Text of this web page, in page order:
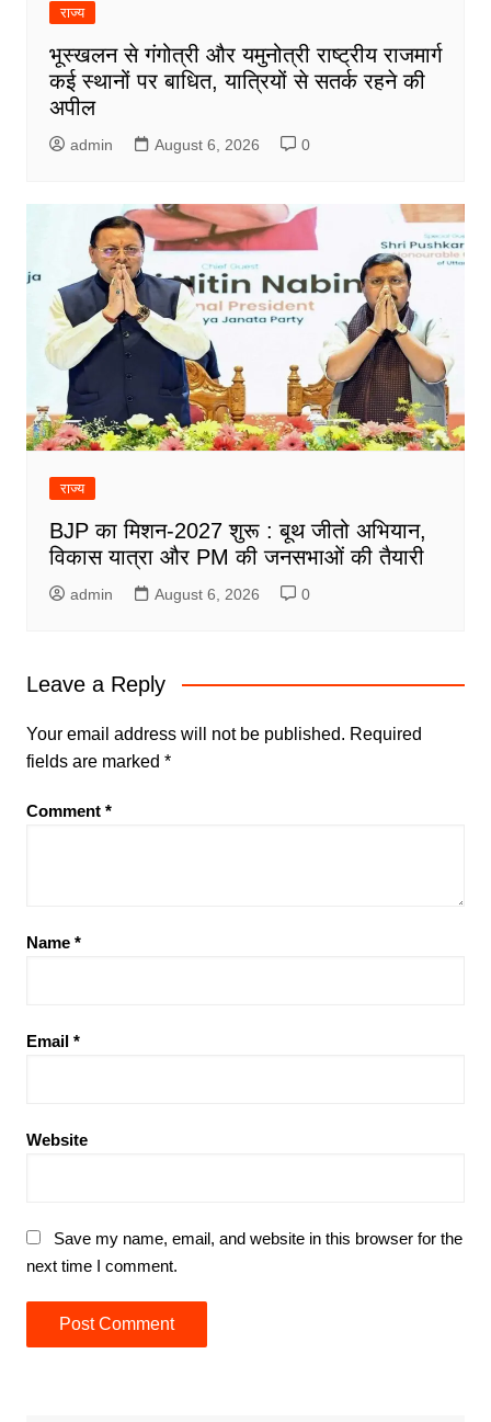
राज्य
भूस्खलन से गंगोत्री और यमुनोत्री राष्ट्रीय राजमार्ग
कई स्थानों पर बाधित, यात्रियों से सतर्क रहने की
अपील
admin August 6, 2026 0
राज्य
BJP का मिशन-2027 शुरू : बूथ जीतो अभियान,
विकास यात्रा और PM की जनसभाओं की तैयारी
admin August 6, 2026 0
Leave a Reply
Your email address will not be published. Required
fields are marked *
Comment *
Name *
Email *
Website
Save my name, email, and website in this browser for the
next time I comment.